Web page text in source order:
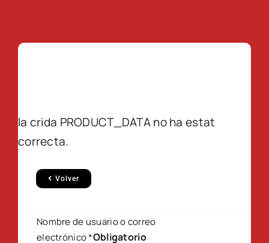
la crida PRODUCT_DATA no ha estat
correcta.
Volver
Nombre de usuario o correo
electrónico*Obligatorio